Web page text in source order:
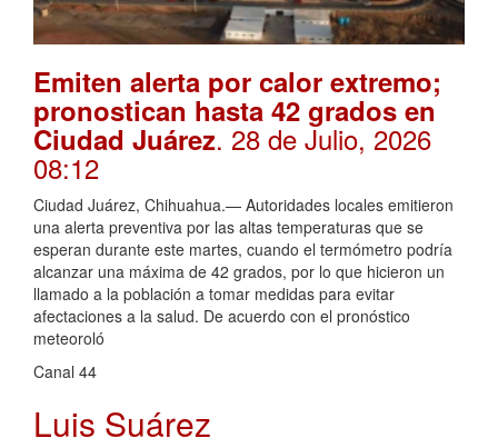
Emiten alerta por calor extremo;
pronostican hasta 42 grados en
Ciudad Juárez. 28 de Julio, 2026
08:12
Ciudad Juárez, Chihuahua.— Autoridades locales emitieron
una alerta preventiva por las altas temperaturas que se
esperan durante este martes, cuando el termómetro podría
alcanzar una máxima de 42 grados, por lo que hicieron un
llamado a la población a tomar medidas para evitar
afectaciones a la salud. De acuerdo con el pronóstico
meteoroló
Canal 44
Luis Suárez